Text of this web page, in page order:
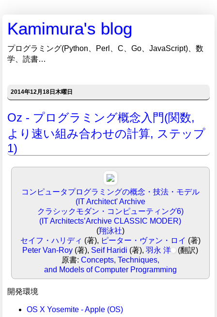
Kamimura's blog
プログラミング(Python、Perl、C、Go、JavaScript)、数
学、読書…
2014年12月18日木曜日
Oz - プログラミング概念入門(関数,
より速い組み合わせの計算, ステップ
1)
コンピュータプログラミングの概念・技法・モデル
(IT Architect' Archive
クラシックモダン・コンピューティング6)
(IT Architects’Archive CLASSIC MODER)
(翔泳社)
セイフ・ハリディ (著), ピーター・ヴァン・ロイ (著)
Peter Van-Roy (著), Seif Haridi (著),羽永 洋
(翻訳)
原書: Concepts, Techniques,
and Models of Computer Programming
開発環境
OS X Yosemite - Apple (OS)